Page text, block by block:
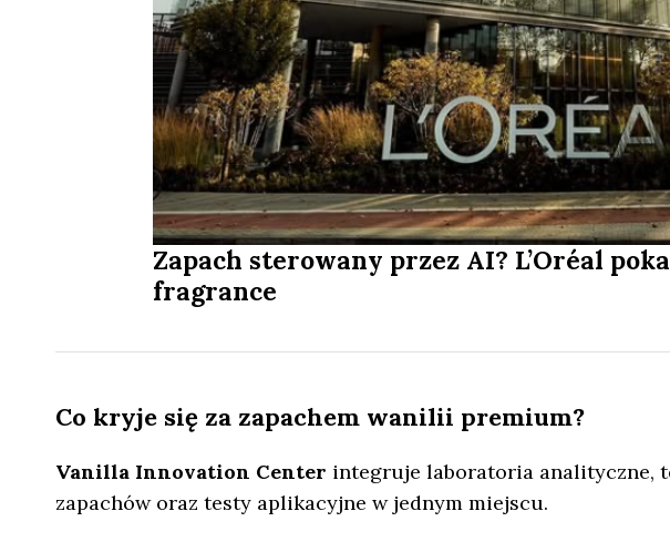
Zapach sterowany przez AI? L’Oréal
fragrance
Co kryje się za zapachem wanilii premium?
Vanilla Innovation Center integruje laboratoria analityczne,
zapachów oraz testy aplikacyjne w jednym miejscu.